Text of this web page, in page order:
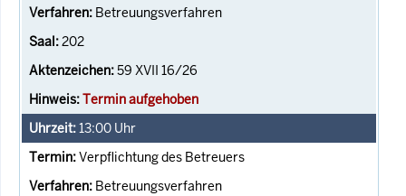
Betreuungsverfahren
202
59 XVII 16/26
Termin aufgehoben
13:00 Uhr
Verpflichtung des Betreuers
Betreuungsverfahren